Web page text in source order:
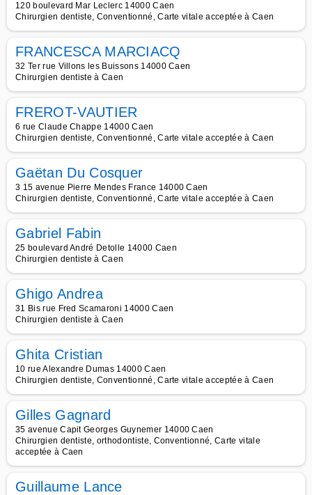
120 boulevard Mar Leclerc 14000 Caen
Chirurgien dentiste, Conventionné, Carte vitale acceptée à Caen
FRANCESCA MARCIACQ
32 Ter rue Villons les Buissons 14000 Caen
Chirurgien dentiste à Caen
FREROT-VAUTIER
6 rue Claude Chappe 14000 Caen
Chirurgien dentiste, Conventionné, Carte vitale acceptée à Caen
Gaëtan Du Cosquer
3 15 avenue Pierre Mendes France 14000 Caen
Chirurgien dentiste, Conventionné, Carte vitale acceptée à Caen
Gabriel Fabin
25 boulevard André Detolle 14000 Caen
Chirurgien dentiste à Caen
Ghigo Andrea
31 Bis rue Fred Scamaroni 14000 Caen
Chirurgien dentiste à Caen
Ghita Cristian
10 rue Alexandre Dumas 14000 Caen
Chirurgien dentiste, Conventionné, Carte vitale acceptée à Caen
Gilles Gagnard
35 avenue Capit Georges Guynemer 14000 Caen
Chirurgien dentiste, orthodontiste, Conventionné, Carte vitale
acceptée à Caen
Guillaume Lance